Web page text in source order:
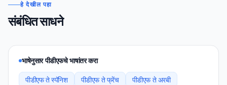
हे देखील पहा
संबंधित साधने
भाषेनुसार पीडीएफचे भाषांतर करा
पीडीएफ ते स्पॅनिश पीडीएफ ते फ्रेंच
पीडीएफ ते अरबी